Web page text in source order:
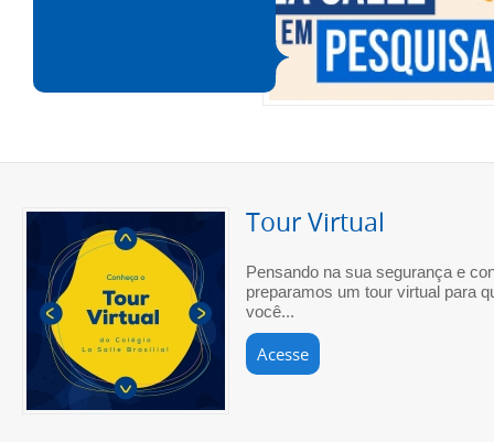
Tour Virtual
Pensando na sua segurança e
preparamos um tour virtual para
você...
Acesse